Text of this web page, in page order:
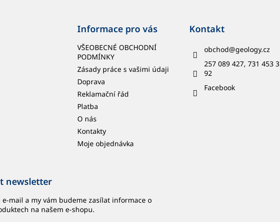
Informace pro vás
VŠEOBECNÉ OBCHODNÍ
PODMÍNKY
Zásady práce s vašimi údaji
Doprava
Reklamační řád
Platba
O nás
Kontakty
Moje objednávka
Kontakt
obchod@geology.cz
257 089 427, 731 453 3
92
Facebook
newsletter
e-mail a my vám budeme zasílat informace o
na našem e-shopu.